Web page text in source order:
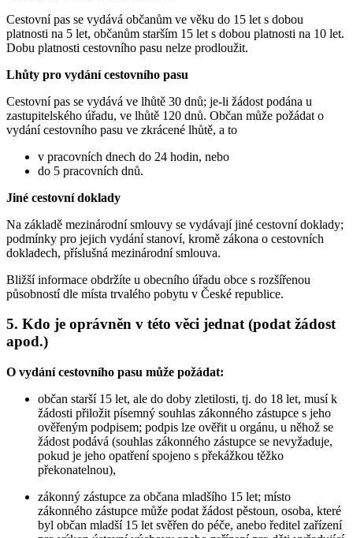
Cestovní pas se vydává občanům ve věku do 15 let s dobou
platnosti na 5 let, občanům starším 15 let s dobou platnosti na 10 let.
Dobu platnosti cestovního pasu nelze prodloužit.
Lhůty pro vydání cestovního pasu
Cestovní pas se vydává ve lhůtě 30 dnů; je-li žádost podána u
zastupitelského úřadu, ve lhůtě 120 dnů. Občan může požádat o
vydání cestovního pasu ve zkrácené lhůtě, a to
v pracovních dnech do 24 hodin, nebo
do 5 pracovních dnů.
Jiné cestovní doklady
Na základě mezinárodní smlouvy se vydávají jiné cestovní doklady;
podmínky pro jejich vydání stanoví, kromě zákona o cestovních
dokladech, příslušná mezinárodní smlouva.
Bližší informace obdržíte u obecního úřadu obce s rozšířenou
působností dle místa trvalého pobytu v České republice.
5. Kdo je oprávněn v této věci jednat (podat žádost
apod.)
O vydání cestovního pasu může požádat:
občan starší 15 let, ale do doby zletilosti, tj. do 18 let, musí k
žádosti přiložit písemný souhlas zákonného zástupce s jeho
ověřeným podpisem; podpis lze ověřit u orgánu, u něhož se
žádost podává (souhlas zákonného zástupce se nevyžaduje,
pokud je jeho opatření spojeno s překážkou těžko
překonatelnou),
zákonný zástupce za občana mladšího 15 let; místo
zákonného zástupce může podat žádost pěstoun, osoba, které
byl občan mladší 15 let svěřen do péče, anebo ředitel zařízení